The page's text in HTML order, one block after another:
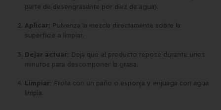
parte de desengrasante por diez de agua).
Aplicar:
Pulveriza la mezcla directamente sobre la
superficie a limpiar.
Dejar actuar:
Deja que el producto repose durante unos
minutos para descomponer la grasa.
Limpiar:
Frota con un paño o esponja y enjuaga con agua
limpia.